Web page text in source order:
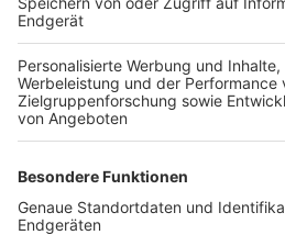
TOP-VEREINE
TOP-PARTNER